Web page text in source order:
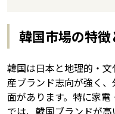
韓国市場の特
韓国は日本と地理的・
産ブランド志向が強く
面があります。特に家
では、韓国ブランドが